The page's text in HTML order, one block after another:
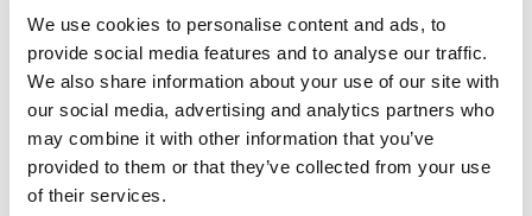
We use cookies to personalise content and ads, to
provide social media features and to analyse our traffic.
We also share information about your use of our site with
our social media, advertising and analytics partners who
may combine it with other information that you’ve
provided to them or that they’ve collected from your use
of their services.
RAMPER